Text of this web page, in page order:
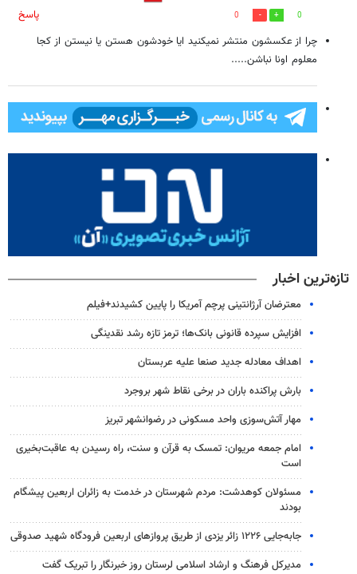
0
0
پاسخ
چرا از عکسشون منتشر نمیکنید ایا خودشون هستن یا نیستن از کجا
معلوم اونا نباشن.....
تازه‌ترین اخبار
معترضان آرژانتینی پرچم آمریکا را پایین کشیدند+فیلم
افزایش سپرده قانونی بانک‌ها؛ ترمز تازه رشد نقدینگی
اهداف معادله جدید صنعا علیه عربستان
بارش پراکنده باران در برخی نقاط شهر بروجرد
مهار آتش‌سوزی واحد مسکونی در رضوانشهر تبریز
امام جمعه مریوان: تمسک به قرآن و سنت، راه رسیدن به عاقبت‌بخیری
است
مسئولان کوهدشت: مردم شهرستان در خدمت به زائران اربعین پیشگام
بودند
جابه‌جایی ۱۲۲۶ زائر یزدی از طریق پروازهای اربعین فرودگاه شهید صدوقی
مدیرکل فرهنگ و ارشاد اسلامی لرستان روز خبرنگار را تبریک گفت